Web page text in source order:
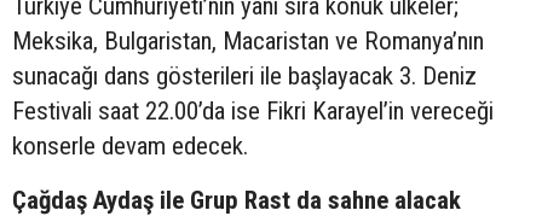
Meksika, Bulgaristan, Macaristan ve Romanya’nın
sunacağı dans gösterileri ile başlayacak 3. Deniz
Festivali saat 22.00’da ise Fikri Karayel’in vereceği
konserle devam edecek.
Çağdaş Aydaş ile Grup Rast da sahne alacak